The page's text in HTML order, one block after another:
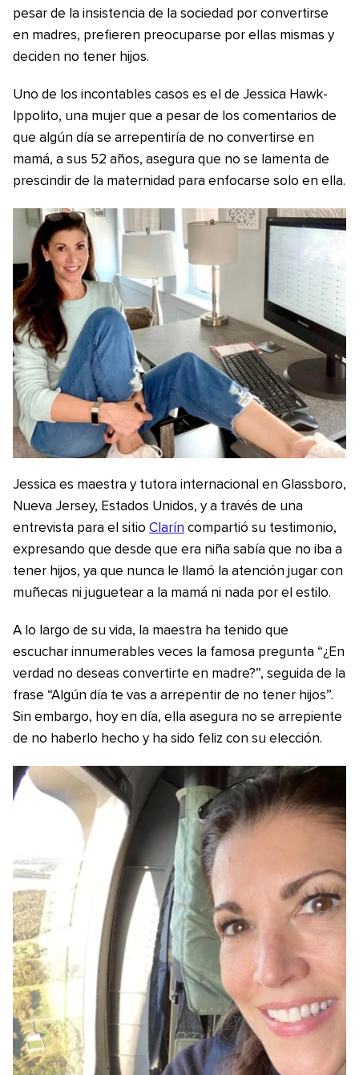
pesar de la insistencia de la sociedad por convertirse
en madres, prefieren preocuparse por ellas mismas y
deciden no tener hijos.
Uno de los incontables casos es el de Jessica Hawk-
Ippolito, una mujer que a pesar de los comentarios de
que algún día se arrepentiría de no convertirse en
mamá, a sus 52 años, asegura que no se lamenta de
prescindir de la maternidad para enfocarse solo en ella.
Jessica es maestra y tutora internacional en Glassboro,
Nueva Jersey, Estados Unidos, y a través de una
entrevista para el sitio Clarín compartió su testimonio,
expresando que desde que era niña sabía que no iba a
tener hijos, ya que nunca le llamó la atención jugar con
muñecas ni juguetear a la mamá ni nada por el estilo.
A lo largo de su vida, la maestra ha tenido que
escuchar innumerables veces la famosa pregunta “¿En
verdad no deseas convertirte en madre?”, seguida de la
frase “Algún día te vas a arrepentir de no tener hijos”.
Sin embargo, hoy en día, ella asegura no se arrepiente
de no haberlo hecho y ha sido feliz con su elección.